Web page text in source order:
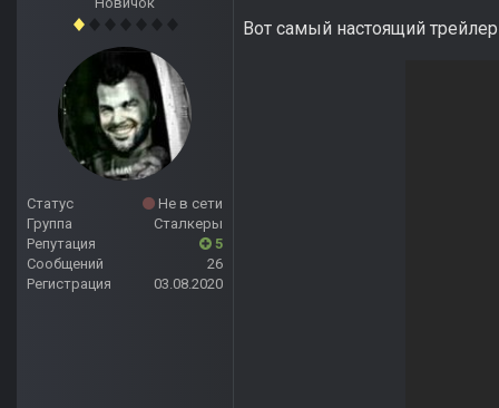
Статус
Не в сети
Группа
Сталкеры
Репутация
5
Сообщений
26
Регистрация
03.08.2020
Вот самый настоящий